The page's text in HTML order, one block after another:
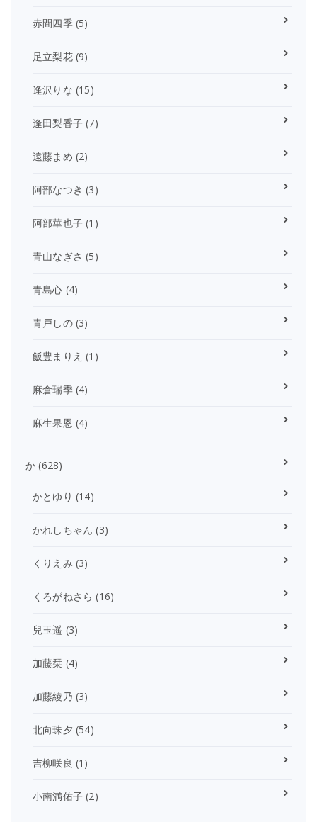
赤間四季(5)
足立梨花(9)
逢沢りな (15)
逢田梨香子 (7)
遠藤まめ (2)
阿部なつき (3)
阿部華也子 (1)
青山なぎさ (5)
青島心 (4)
青戸しの(3)
飯豊まりえ (1)
麻倉瑞季(4)
麻生果恩 (4)
か (628)
かとゆり (14)
かれしちゃん (3)
くりえみ (3)
くろがねさら (16)
兒玉遥 (3)
加藤栞 (4)
加藤綾乃 (3)
北向珠夕 (54)
吉柳咲良 (1)
小南満佑子 (2)